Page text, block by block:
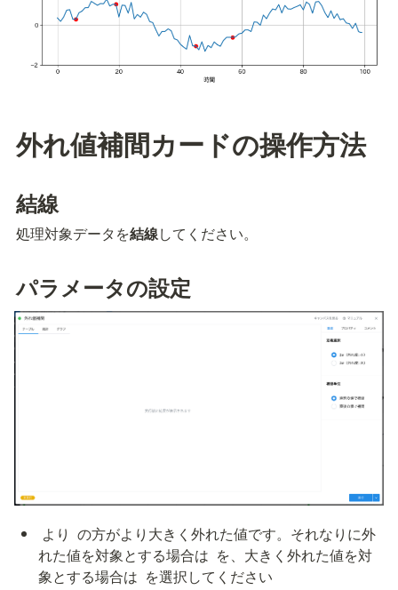
外れ値補間カードの操作方法
結線
処理対象データを結線してください。
パラメータの設定
より の方がより大きく外れた値です。それなりに外
れた値を対象とする場合は を、大きく外れた値を対
象とする場合は を選択してください